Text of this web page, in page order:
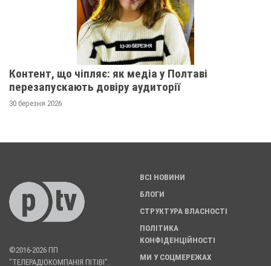
Контент, що чіпляє: як медіа у Полтаві
перезапускають довіру аудиторії
30 березня 2026
©2016-2026 ПП
"ТЕЛЕРАДІОКОМПАНІЯ ПІТІВІ".
ВСІ НОВИНИ
БЛОГИ
СТРУКТУРА ВЛАСНОСТІ
ПОЛІТИКА
КОНФІДЕНЦІЙНОСТІ
МИ У СОЦМЕРЕЖАХ